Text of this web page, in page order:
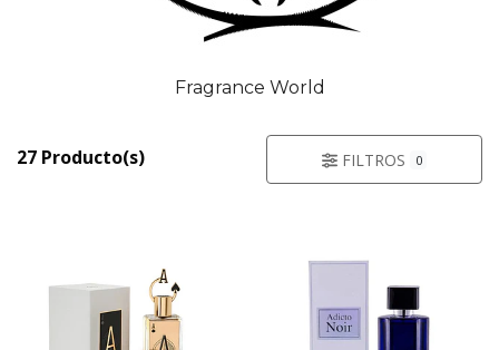
Fragrance World
27 Producto(s) FILTROS 0